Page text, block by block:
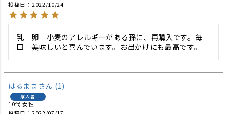
投稿日
2022/10/24
乳　卵　小麦のアレルギーがある孫に、再購入です。毎
回　美味しいと喜んでいます。お出かけにも最高です。
はるまま 1
購入者
10代 女性